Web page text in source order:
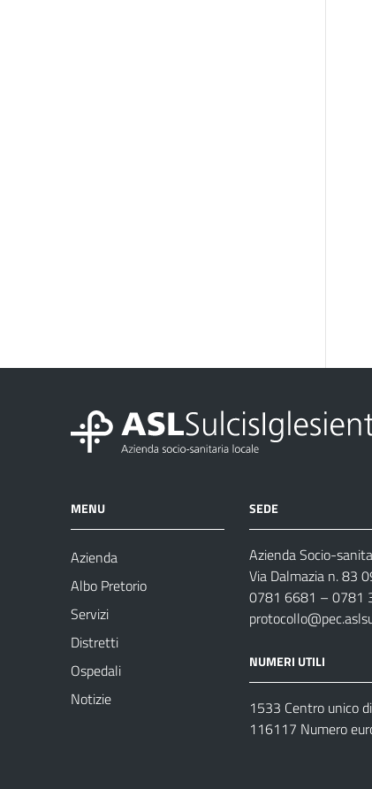
MENU
Azienda
Albo Pretorio
Servizi
Distretti
Ospedali
Notizie
SEDE
Azienda Socio-
Via Dalmazia n. 83
0781 6681 – 0781
NUMERI UTILI
1533 Centro unico
116117 Numero